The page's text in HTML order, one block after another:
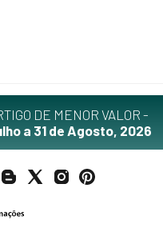
DE MENOR VALOR -
a 31 de Agosto, 2026